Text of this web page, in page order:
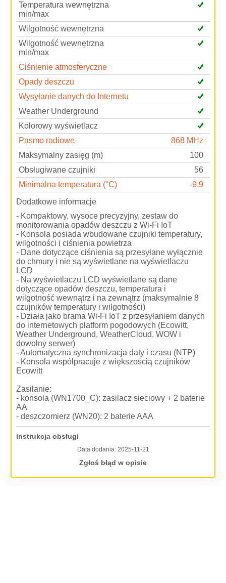
Temperatura wewnętrzna
min/max
Wilgotność wewnętrzna
Wilgotność wewnętrzna
min/max
Ciśnienie atmosferyczne
Opady deszczu
Wysyłanie danych do Internetu
Weather Underground
Kolorowy wyświetlacz
Pasmo radiowe
868 MHz
Maksymalny zasięg (m)
100
Obsługiwane czujniki
56
Minimalna temperatura (°C)
-9.9
Dodatkowe informacje
- Kompaktowy, wysoce precyzyjny, zestaw do
monitorowania opadów deszczu z Wi-Fi IoT
- Konsola posiada wbudowane czujniki temperatury,
wilgotności i ciśnienia powietrza
- Dane dotyczące ciśnienia są przesyłane wyłącznie
do chmury i nie są wyświetlane na wyświetlaczu
LCD
- Na wyświetlaczu LCD wyświetlane są dane
dotyczące opadów deszczu, temperatura i
wilgotność wewnątrz i na zewnątrz (maksymalnie 8
czujników temperatury i wilgotności)
- Działa jako brama Wi-Fi IoT z przesyłaniem danych
do internetowych platform pogodowych (Ecowitt,
Weather Underground, WeatherCloud, WOW i
dowolny serwer)
- Automatyczna synchronizacja daty i czasu (NTP)
- Konsola współpracuje z większością czujników
Ecowitt
Zasilanie:
- konsola (WN1700_C): zasilacz sieciowy + 2 baterie
AA
- deszczomierz (WN20): 2 baterie AAA
Instrukcja obsługi
Data dodania: 2025-11-21
Zgłoś błąd w opisie